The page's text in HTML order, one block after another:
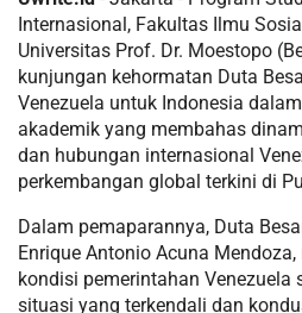
Internasional, Fakultas Ilmu
Universitas Prof. Dr. Moestopo
kunjungan kehormatan Duta
Venezuela untuk Indonesia
akademik yang membahas
dan hubungan internasional
perkembangan global terkini di
Dalam pemaparannya, Duta
Enrique Antonio Acuna
kondisi pemerintahan Venezuela
situasi yang terkendali dan